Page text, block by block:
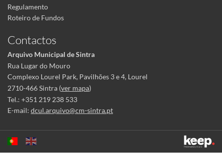
Regulamento
Roteiro de Fundos
Contactos
Arquivo Municipal de Sintra
Rua Lugar do Mouro
Complexo Lourel Park, Pavilhões 3 e 4, Lourel
2710-466 Sintra (ver mapa)
Tel.: +351 219 238 533
E-mail: dcul.arquivo@cm-sintra.pt